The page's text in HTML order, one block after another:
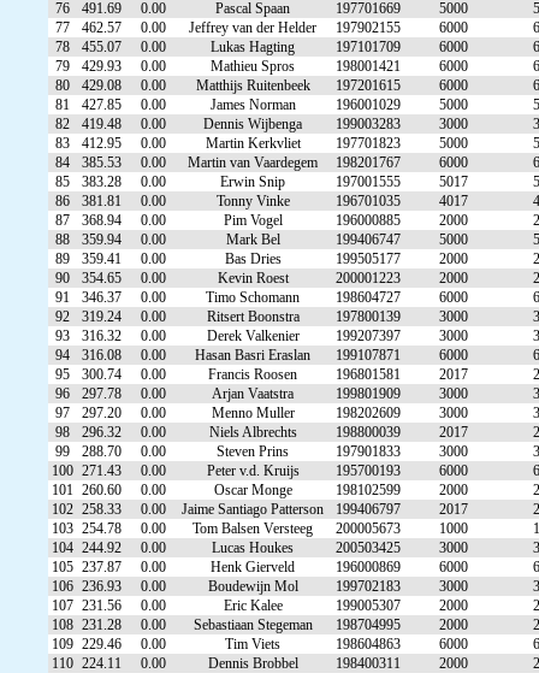
76
491.69 0.00 Pascal Spaan 197701669 5000
77
462.57 0.00 Jeffrey van der Helder 197902155 6000
78
455.07 0.00 Lukas Hagting 197101709 6000
79
429.93 0.00 Mathieu Spros 198001421 6000
80
429.08 0.00 Matthijs Ruitenbeek 197201615 6000
81
427.85 0.00 James Norman 196001029 5000
82
419.48 0.00 Dennis Wijbenga 199003283 3000
83
412.95 0.00 Martin Kerkvliet 197701823 5000
84
385.53 0.00 Martin van Vaardegem 198201767 6000
85
383.28 0.00 Erwin Snip 197001555 5017
86
381.81 0.00 Tonny Vinke 196701035 4017
87
368.94 0.00 Pim Vogel 196000885 2000
88
359.94 0.00 Mark Bel 199406747 5000
89
359.41 0.00 Bas Dries 199505177 2000
90
354.65 0.00 Kevin Roest 200001223 2000
91
346.37 0.00 Timo Schomann 198604727 6000
92
319.24 0.00 Ritsert Boonstra 197800139 3000
93
316.32 0.00 Derek Valkenier 199207397 3000
94
316.08 0.00 Hasan Basri Eraslan 199107871 6000
95
300.74 0.00 Francis Roosen 196801581 2017
96
297.78 0.00 Arjan Vaatstra 199801909 3000
97
297.20 0.00 Menno Muller 198202609 3000
98
296.32 0.00 Niels Albrechts 198800039 2017
99
288.70 0.00 Steven Prins 197901833 3000
100 271.43 0.00 Peter v.d. Kruijs 195700193 6000
101 260.60 0.00 Oscar Monge 198102599 2000
102 258.33 0.00 Jaime Santiago Patterson 199406797 2017
103 254.78 0.00 Tom Balsen Versteeg 200005673 1000
104 244.92 0.00 Lucas Houkes 200503425 3000
105 237.87 0.00 Henk Gierveld 196000869 6000
106 236.93 0.00 Boudewijn Mol 199702183 3000
107 231.56 0.00 Eric Kalee 199005307 2000
108 231.28 0.00 Sebastiaan Stegeman 198704995 2000
109 229.46 0.00 Tim Viets 198604863 6000
110 224.11 0.00 Dennis Brobbel 198400311 2000